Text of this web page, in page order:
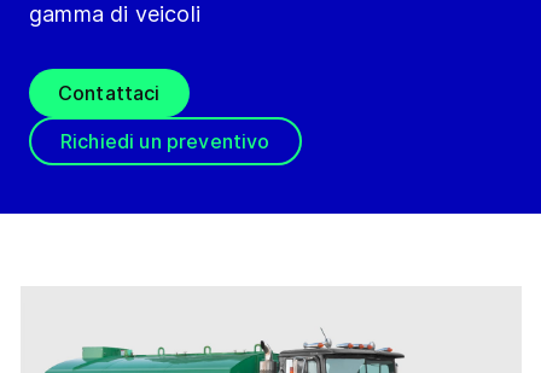
gamma di veicoli
Contattaci
Richiedi un preventivo